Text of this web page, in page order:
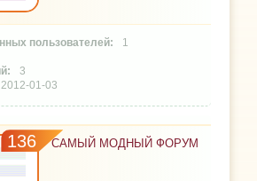
1
3
2012-01-03
136 САМЫЙ МОДНЫЙ ФОРУМ